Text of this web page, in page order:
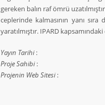
gereken balın raf ömrü
ceplerinde kalmasının yanı
yaratılmıştır. IPARD
Yayın Tarihi:
Proje Sahibi:
Projenin Web Sitesi: